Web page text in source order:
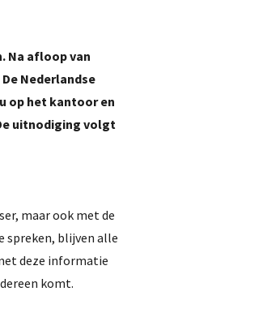
Na afloop van
Nederlandse
op het kantoor en
uitnodiging volgt
maar ook met de
spreken, blijven alle
deze informatie
komt.